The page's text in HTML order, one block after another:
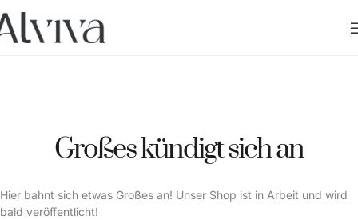
Großes kündigt sich an
Hier bahnt sich etwas Großes an! Unser Shop ist in Arbeit und wird
bald veröffentlicht!